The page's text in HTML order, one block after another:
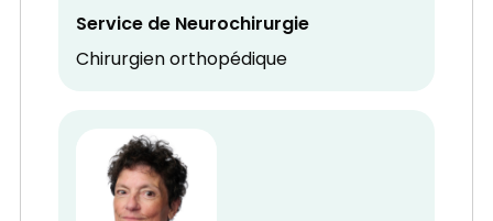
Service de Neurochirurgie
Chirurgien orthopédique